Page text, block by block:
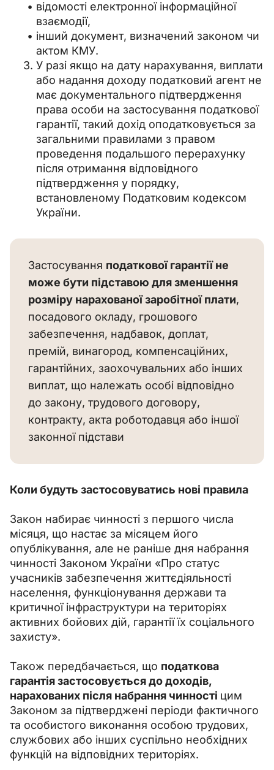
відомості електронної інформаційної
взаємодії,
інший документ, визначений законом чи
актом КМУ.
У разі якщо на дату нарахування, виплати
або надання доходу податковий агент не
має документального підтвердження
права особи на застосування податкової
гарантії, такий дохід оподатковується за
загальними правилами з правом
проведення подальшого перерахунку
після отримання відповідного
підтвердження у порядку,
встановленому Податковим кодексом
України.
Застосування податкової гарантії не
може бути підставою для зменшення
розміру нарахованої заробітної плати,
посадового окладу, грошового
забезпечення, надбавок, доплат,
премій, винагород, компенсаційних,
гарантійних, заохочувальних або інших
виплат, що належать особі відповідно
до закону, трудового договору,
контракту, акта роботодавця або іншої
законної підстави
Коли будуть застосовуватись нові правила
Закон набирає чинності з першого числа
місяця, що настає за місяцем його
опублікування, але не раніше дня набрання
чинності Законом України «Про статус
учасників забезпечення життєдіяльності
населення, функціонування держави та
критичної інфраструктури на територіях
активних бойових дій, гарантії їх соціального
захисту».
Також передбачається, що податкова
гарантія застосовується до доходів,
нарахованих після набрання чинності цим
Законом за підтверджені періоди фактичного
та особистого виконання особою трудових,
службових або інших суспільно необхідних
функцій на відповідних територіях.